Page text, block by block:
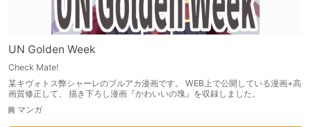
UN Golden Week
Check Mate!
某キヴォトス弊シャーレのブルアカ漫画です。 WEB上で公開している漫画+高
画質修正して、 描き下ろし漫画『かわいいの塊』を収録しました。
マンガ